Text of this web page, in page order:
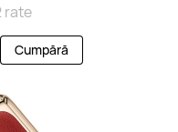
rate
Cumpără